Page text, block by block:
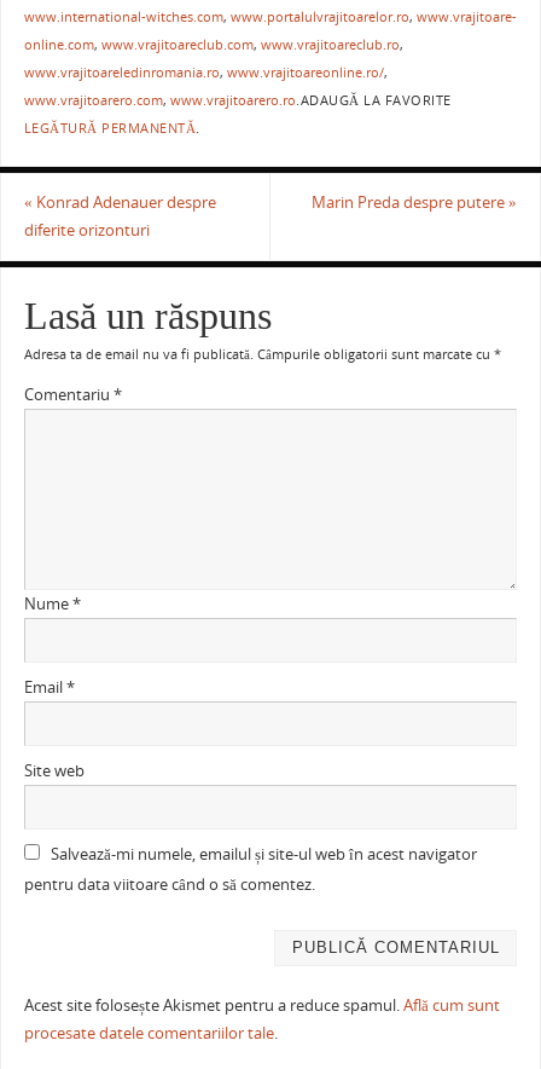
o
o
k
p
p
ză
www.international-witches.com, www.portalulvrajitoarelor.ro, www.vrajitoare-
online.com, www.vrajitoareclub.com, www.vrajitoareclub.ro,
www.vrajitoareledinromania.ro, www.vrajitoareonline.ro/,
www.vrajitoarero.com, www.vrajitoarero.ro ADAUGĂ LA FAVORITE
LEGĂTURĂ PERMANENTĂ
« Konrad Adenauer despre
diferite orizonturi
Marin Preda despre putere»
Lasă un răspuns
Adresa ta de email nu va fi publicată. Câmpurile obligatorii sunt marcate cu *
Comentariu *
Nume*
Email*
Site web
Salvează-mi numele, emailul și site-ul web în acest navigator
pentru data viitoare când o să comentez.
Acest site folosește Akismet pentru a reduce spamul.Află cum sunt
procesate datele comentariilor tale.